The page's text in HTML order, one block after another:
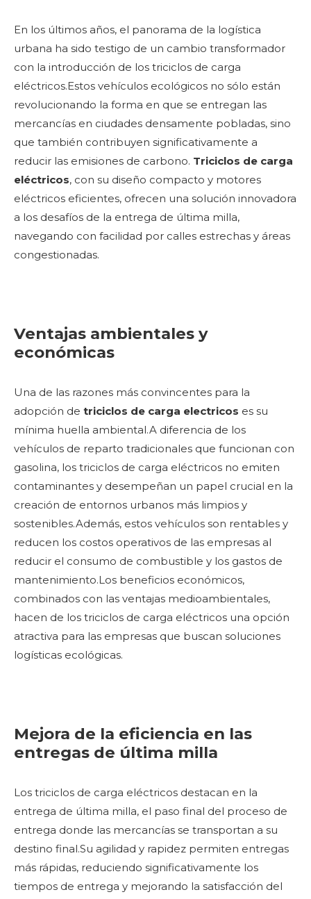
En los últimos años, el panorama de la logística
urbana ha sido testigo de un cambio transformador
con la introducción de los triciclos de carga
eléctricos.Estos vehículos ecológicos no sólo están
revolucionando la forma en que se entregan las
mercancías en ciudades densamente pobladas, sino
que también contribuyen significativamente a
reducir las emisiones de carbono. Triciclos de carga
eléctricos, con su diseño compacto y motores
eléctricos eficientes, ofrecen una solución innovadora
a los desafíos de la entrega de última milla,
navegando con facilidad por calles estrechas y áreas
congestionadas.
Ventajas ambientales y
económicas
Una de las razones más convincentes para la
adopción de triciclos de carga electricos es su
mínima huella ambiental.A diferencia de los
vehículos de reparto tradicionales que funcionan con
gasolina, los triciclos de carga eléctricos no emiten
contaminantes y desempeñan un papel crucial en la
creación de entornos urbanos más limpios y
sostenibles.Además, estos vehículos son rentables y
reducen los costos operativos de las empresas al
reducir el consumo de combustible y los gastos de
mantenimiento.Los beneficios económicos,
combinados con las ventajas medioambientales,
hacen de los triciclos de carga eléctricos una opción
atractiva para las empresas que buscan soluciones
logísticas ecológicas.
Mejora de la eficiencia en las
entregas de última milla
Los triciclos de carga eléctricos destacan en la
entrega de última milla, el paso final del proceso de
entrega donde las mercancías se transportan a su
destino final.Su agilidad y rapidez permiten entregas
más rápidas, reduciendo significativamente los
tiempos de entrega y mejorando la satisfacción del